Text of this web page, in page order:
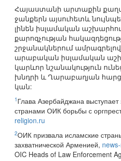
Հայաստանի արտաքին
ջանքերն այսուհետև
լինեն իսլամական
քարոզչության
շրջանակներում
արաբական իսլամական
կարևոր նշանակություն
խնդրի և Ղարաբաղյան
կան:
1 Глава Азербайджана
странами ОИК борьбы с
religion.ru
2ОИК призвала исламские
захватнической Арменией,
OIC Heads of Law Enforcement